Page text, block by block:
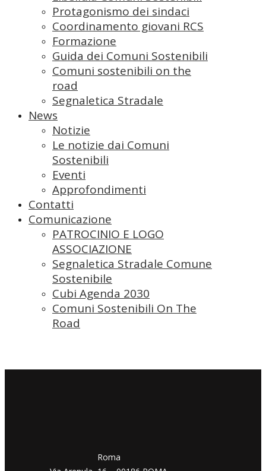
Protagonismo dei sindaci
Coordinamento giovani RCS
Formazione
Guida dei Comuni Sostenibili
Comuni sostenibili on the
road
Segnaletica Stradale
News
Notizie
Le notizie dai Comuni
Sostenibili
Eventi
Approfondimenti
Contatti
Comunicazione
PATROCINIO E LOGO
ASSOCIAZIONE
Segnaletica Stradale Comune
Sostenibile
Cubi Agenda 2030
Comuni Sostenibili On The
Road
​​Roma